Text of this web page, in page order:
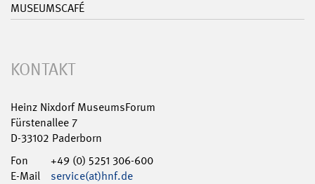
MUSEUMSCAFÉ
KONTAKT
Heinz Nixdorf MuseumsForum
Fürstenallee 7
D-33102 Paderborn
Fon
+49 (0) 5251 306-600
E-Mail
service(at)hnf.de